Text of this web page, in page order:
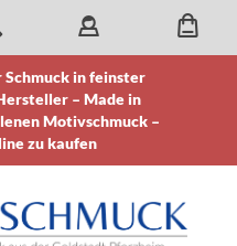
in feinster
– Made in
Motivschmuck –
zu kaufen